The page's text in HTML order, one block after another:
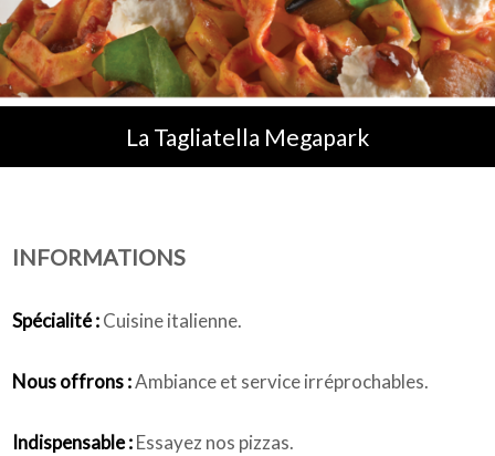
Établissements
Plans
La Tagliatella Megapark
INFORMATIONS
Spécialité :Cuisine italienne.
Nous offrons :Ambiance et service irréprochables.
Indispensable :Essayez nos pizzas.